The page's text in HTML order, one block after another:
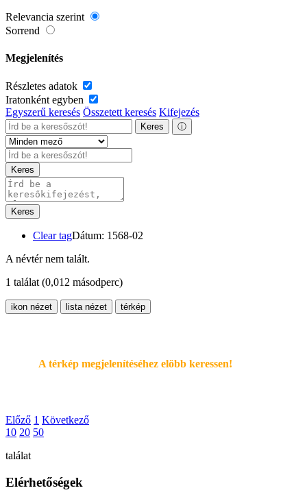
Relevancia szerint
Sorrend
Megjelenítés
Részletes adatok
Iratonként egyben
Egyszerű keresés Összetett keresés Kifejezés
Keres ⓘ
Keres
Keres
Clear tagDátum: 1568-02
A névtér nem talált.
1 találat (0,012 másodperc)
ikon nézet lista nézet térkép
A térkép megjelenítéséhez elöbb keressen!
Előző 1 Következő
10 20 50
találat
Elérhetőségek